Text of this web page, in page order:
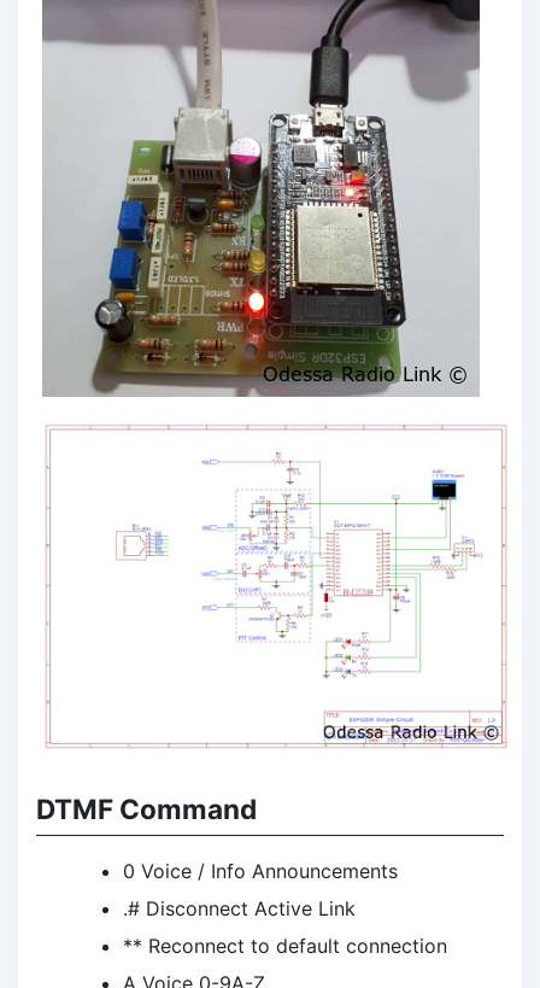
DTMF Command
0 Voice / Info Announcements
.# Disconnect Active Link
** Reconnect to default connection
A Voice 0-9A-Z